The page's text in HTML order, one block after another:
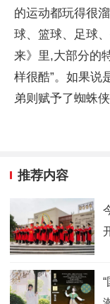
的运动都玩得很
球、篮球、足球
来》里,大部分的
样很酷”。如果说
弟则赋予了蜘蛛
推荐内容